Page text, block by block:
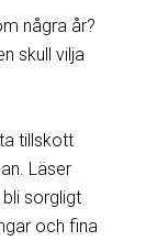
några år?
skull vilja
tillskott
Läser
sorgligt
och fina